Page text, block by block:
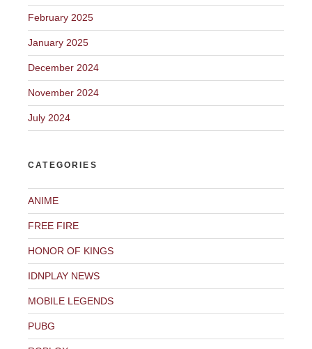
February 2025
January 2025
December 2024
November 2024
July 2024
CATEGORIES
ANIME
FREE FIRE
HONOR OF KINGS
IDNPLAY NEWS
MOBILE LEGENDS
PUBG